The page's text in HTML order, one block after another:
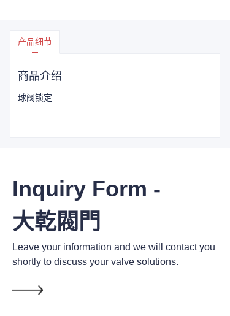
产品细节
商品介绍
球阀锁定
Inquiry Form -
大乾閥門
Leave your information and we will contact you
shortly to discuss your valve solutions.